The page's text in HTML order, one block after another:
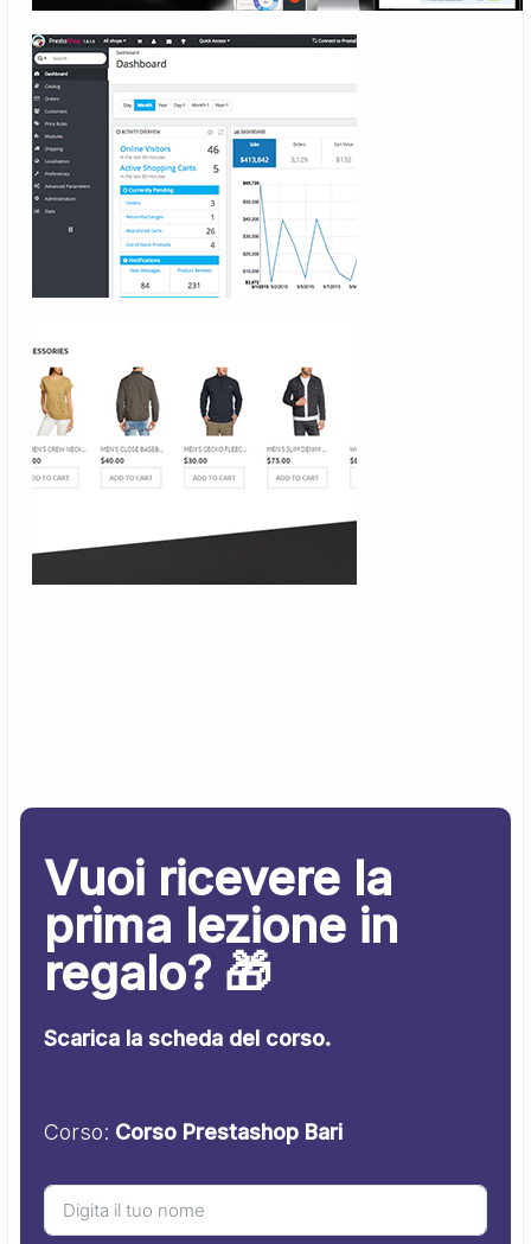
Vuoi ricevere la
prima lezione in
regalo? 🎁
Scarica la scheda del corso.
Corso: Corso Prestashop Bari